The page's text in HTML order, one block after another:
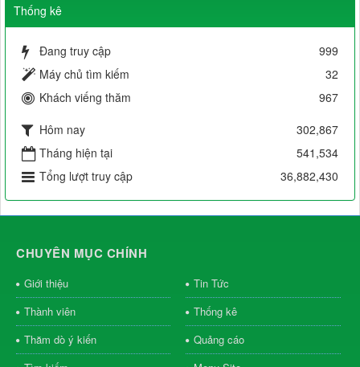
Thống kê
Đang truy cập
999
Máy chủ tìm kiếm
32
Khách viếng thăm
967
Hôm nay
302,867
Tháng hiện tại
541,534
Tổng lượt truy cập
36,882,430
CHUYÊN MỤC CHÍNH
Giới thiệu
Tin Tức
Thành viên
Thống kê
Thăm dò ý kiến
Quảng cáo